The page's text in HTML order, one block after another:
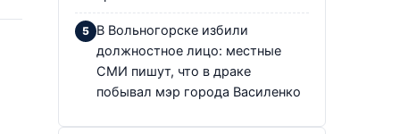
В Вольногорске избили
должностное лицо: местные
СМИ пишут, что в драке
побывал мэр города Василенко